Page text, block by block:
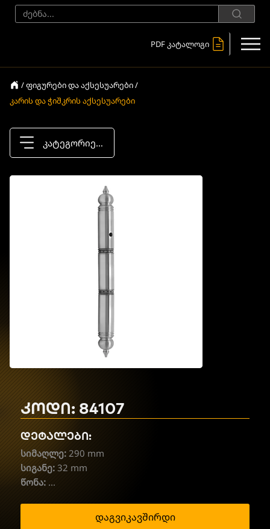
PDF კატალოგი
/ ფიგურები და აქსესუარები /
კარის და ჭიშკრის აქსესუარები
კატეგორიები
კოდი: 84107
დეტალები:
სიმაღლე: 290 mm
სიგანე: 32 mm
წონა: ...
დაგვიკავშირდი